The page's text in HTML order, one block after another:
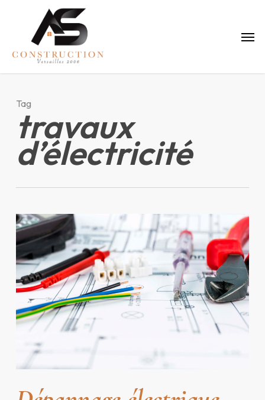
Menu
Tag
travaux
d’électricité